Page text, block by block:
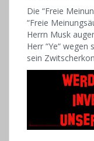
Die “Freie
“Freie
Herrn Musk
Herr “Ye“ wegen
sein